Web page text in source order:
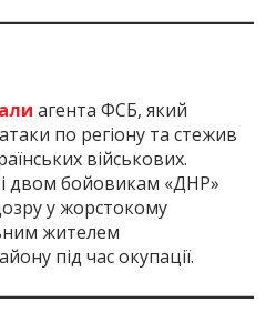
агента ФСБ, який
по регіону та стежив
військових.
двом бойовикам «ДНР»
у жорстокому
жителем
під час окупації.